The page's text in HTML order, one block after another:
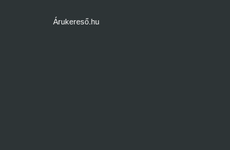
Árukereső.hu